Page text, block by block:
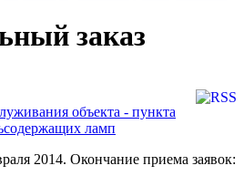
заказ
объекта - пункта
ламп
2014. Окончание приема заявок: